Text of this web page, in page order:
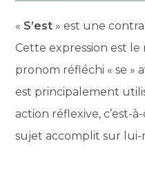
« S’est » est une
Cette expression est
pronom réfléchi « se »
est principalement
action réflexive, c’est-
sujet accomplit sur lui-